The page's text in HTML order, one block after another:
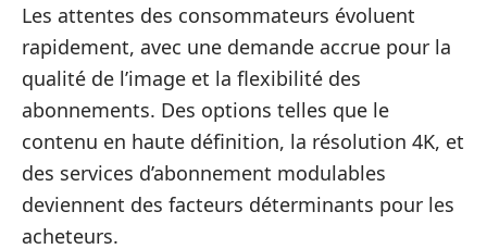
Les attentes des consommateurs évoluent
rapidement, avec une demande accrue pour la
qualité de l’image et la flexibilité des
abonnements. Des options telles que le
contenu en haute définition, la résolution 4K, et
des services d’abonnement modulables
deviennent des facteurs déterminants pour les
acheteurs.